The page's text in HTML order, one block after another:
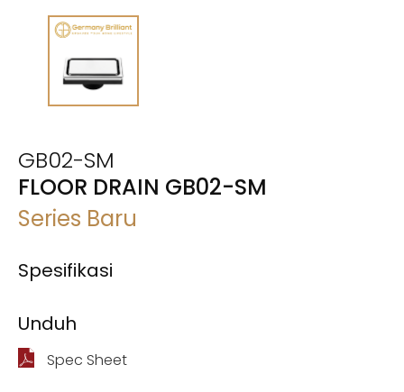
GB02-SM
FLOOR DRAIN GB02-SM
Series Baru
Spesifikasi
Unduh
Spec Sheet